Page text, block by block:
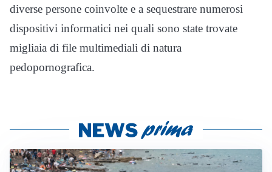
diverse persone coinvolte e a sequestrare numerosi
dispositivi informatici nei quali sono state trovate
migliaia di file multimediali di natura
pedopornografica.